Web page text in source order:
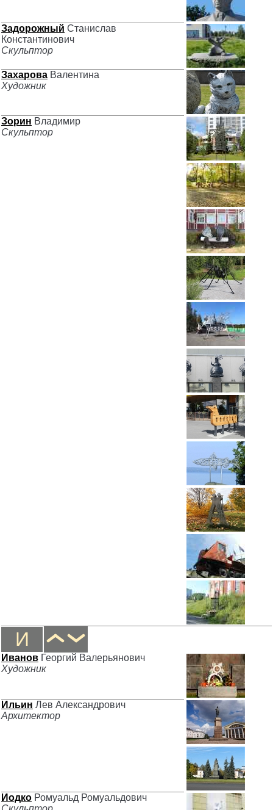
Задорожный Станислав
Константинович
Скульптор
Захарова Валентина
Художник
Зорин Владимир
Скульптор
И
Иванов Георгий Валерьянович
Художник
Ильин Лев Александрович
Архитектор
Иодко Ромуальд Ромуальдович